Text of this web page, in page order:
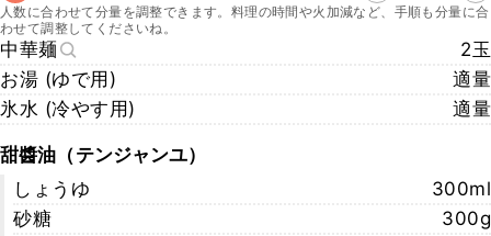
人数に合わせて分量を調整できます。料理の時間や火加減など、手順も分量に合
わせて調整してくださいね。
中華麺
2玉
お湯 (ゆで用)
適量
氷水 (冷やす用)
適量
甜醬油（テンジャンユ）
しょうゆ
300ml
砂糖
300g